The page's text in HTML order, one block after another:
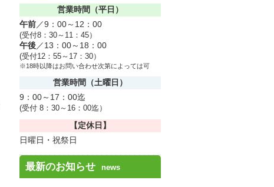
営業時間（平日）
午前／9：00～12：00
(受付8：30～11：45）
午後／13：00～18：00
(受付12：55～17：30）
※18時以降はお問い合わせ次第によっては可
営業時間（土曜日）
9：00～17：00迄
(受付 8：30～16：00迄）
【定休日】
日曜日・祝祭日
最新のお知らせ news